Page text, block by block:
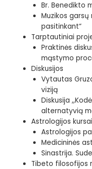
Br. Benedikto
Muzikos
pasitinkant“
Tarptautiniai
Praktinės
mąstymo
Diskusijos
Vytautas
viziją
Diskusija
alternatyvią
Astrologijos
Astrologijos
Medicininės
Sinastrija.
Tibeto filosofijos